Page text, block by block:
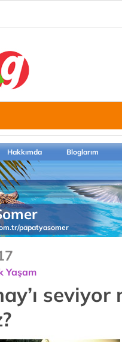
Hakkımda Bloglarım
papatyasomer
Yaşam
seviyor